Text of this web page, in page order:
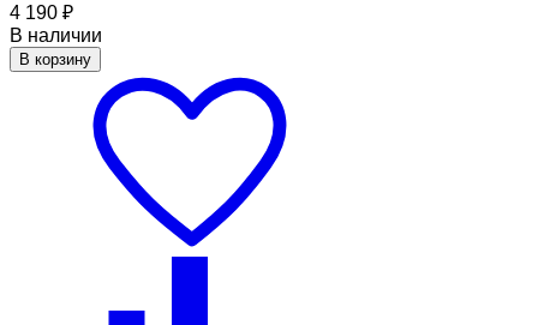
4 190 ₽
В наличии
В корзину